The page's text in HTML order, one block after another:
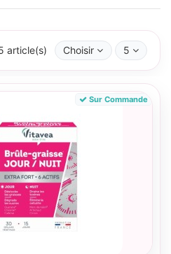
article(s) Choisir 5
Sur Commande